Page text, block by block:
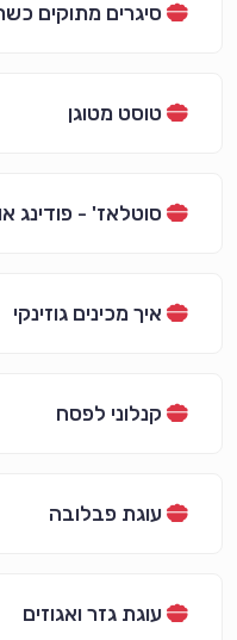
סיגרים מתוקים
טוסט מטוגן
סוטלאז' - פודינג
איך מכינים גוזינקי
קנלוני לפסח
עוגת פבלובה
עוגת גזר ואגוזים